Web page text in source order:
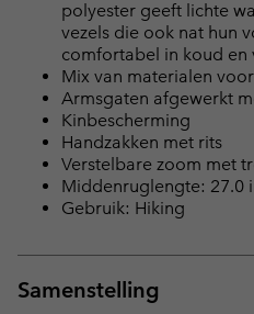
polyester geeft lichte
vezels die ook nat hun
comfortabel in koud en
Mix van materialen
Armsgaten afgewerkt
Kinbescherming
Handzakken met rits
Verstelbare zoom met
Middenruglengte: 27.0
Gebruik: Hiking
Samenstelling